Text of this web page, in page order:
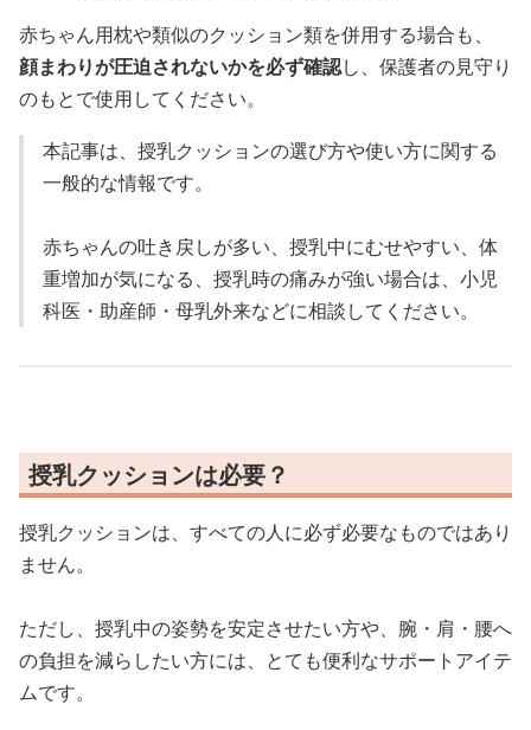
赤ちゃん用枕や類似のクッション類を併用する場合も、
顔まわりが圧迫されないかを必ず確認し、保護者の見守り
のもとで使用してください。
本記事は、授乳クッションの選び方や使い方に関する
一般的な情報です。
赤ちゃんの吐き戻しが多い、授乳中にむせやすい、体
重増加が気になる、授乳時の痛みが強い場合は、小児
科医・助産師・母乳外来などに相談してください。
授乳クッションは必要？
授乳クッションは、すべての人に必ず必要なものではあり
ません。
ただし、授乳中の姿勢を安定させたい方や、腕・肩・腰へ
の負担を減らしたい方には、とても便利なサポートアイテ
ムです。